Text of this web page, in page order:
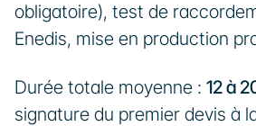
obligatoire), test de
Enedis, mise en production
Durée totale moyenne : 12 à
signature du premier devis à